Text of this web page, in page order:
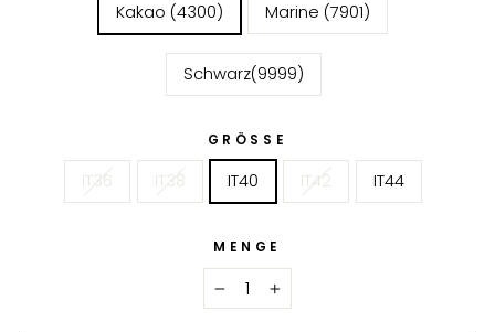
Kakao (4300) Marine (7901)
Schwarz(9999)
GRÖSSE
IT36 IT38 IT40 IT42 IT44
MENGE
+